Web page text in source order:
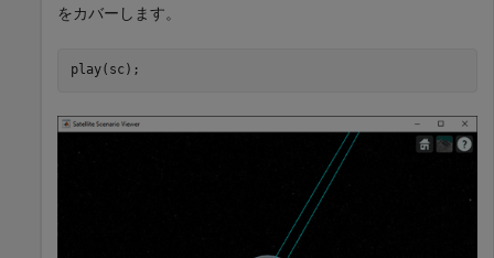
をカバーします。
play(sc);